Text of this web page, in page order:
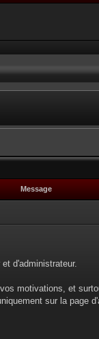
Message
d'administrateur.
motivations, et
sur la page